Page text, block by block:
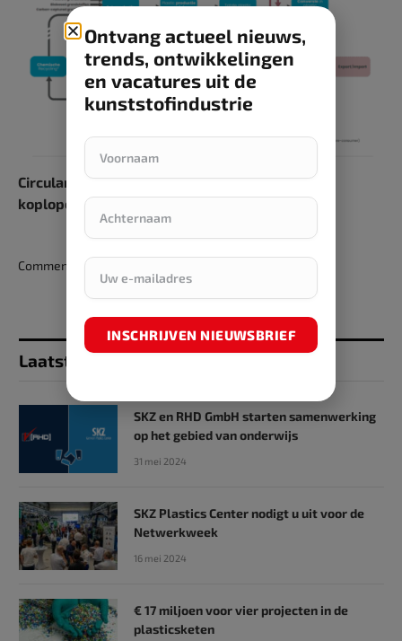
Circulariteit plastics in Europa neemt toe,
koploperspositie Nederland onder druk
Comments are closed.
Laatst toegevoegd
SKZ en RHD GmbH starten samenwerking
op het gebied van onderwijs
31 mei 2024
SKZ Plastics Center nodigt u uit voor de
Netwerkweek
16 mei 2024
€ 17 miljoen voor vier projecten in de
plasticsketen
Ontvang actueel nieuws,
trends, ontwikkelingen
en vacatures uit de
kunststofindustrie
INSCHRIJVEN NIEUWSBRIEF